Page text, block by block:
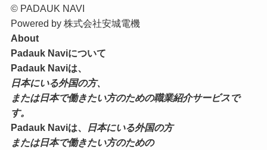
© PADAUK NAVI
Powered by 株式会社安城電機
About
Padauk Naviについて
Padauk Naviは、
日本にいる外国の方、
または日本で働きたい方のための職業紹介サービスで
す。
Padauk Naviは、
日本にいる外国の方
または日本で働きたい方のための